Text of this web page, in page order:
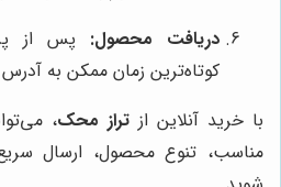
دریافت محصول: پس از
کوتاه‌ترین زمان ممکن به
با خرید آنلاین از تراز محک،
مناسب، تنوع محصول، ارسال سریع